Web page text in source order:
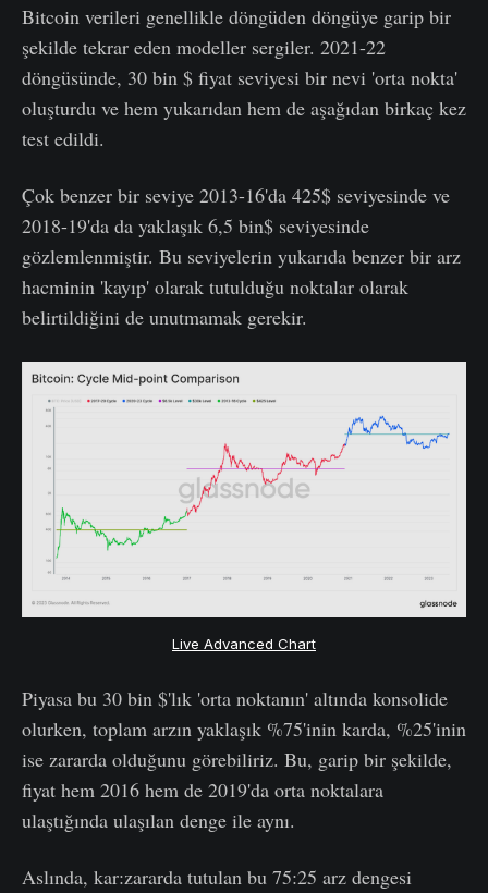
Bitcoin verileri genellikle döngüden döngüye garip bir
şekilde tekrar eden modeller sergiler. 2021-22
döngüsünde, 30 bin $ fiyat seviyesi bir nevi 'orta nokta'
oluşturdu ve hem yukarıdan hem de aşağıdan birkaç kez
test edildi.
Çok benzer bir seviye 2013-16'da 425$ seviyesinde ve
2018-19'da da yaklaşık 6,5 bin$ seviyesinde
gözlemlenmiştir. Bu seviyelerin yukarıda benzer bir arz
hacminin 'kayıp' olarak tutulduğu noktalar olarak
belirtildiğini de unutmamak gerekir.
Live Advanced Chart
Piyasa bu 30 bin $'lık 'orta noktanın' altında konsolide
olurken, toplam arzın yaklaşık %75'inin karda, %25'inin
ise zararda olduğunu görebiliriz. Bu, garip bir şekilde,
fiyat hem 2016 hem de 2019'da orta noktalara
ulaştığında ulaşılan denge ile aynı.
Aslında, kar:zararda tutulan bu 75:25 arz dengesi